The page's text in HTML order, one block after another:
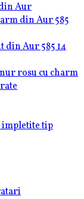
Aur
din Aur 585
din Aur 585 14
rosu cu charm
impletite tip